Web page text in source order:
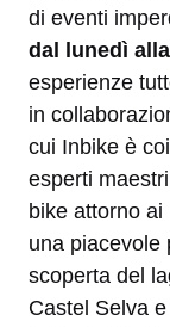
di eventi
dal lunedì
esperienze
in
cui Inbike è
esperti
bike attorno
una piacevole
scoperta del
Castel Selva